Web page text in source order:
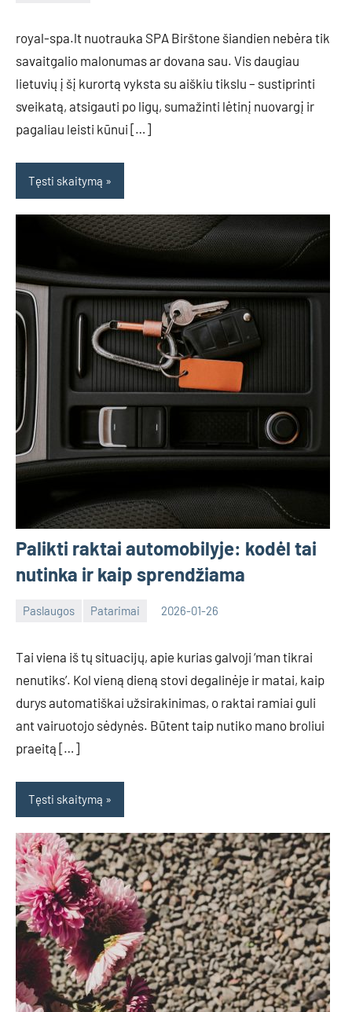
royal-spa.lt nuotrauka SPA Birštone šiandien nebėra tik
savaitgalio malonumas ar dovana sau. Vis daugiau
lietuvių į šį kurortą vyksta su aiškiu tikslu – sustiprinti
sveikatą, atsigauti po ligų, sumažinti lėtinį nuovargį ir
pagaliau leisti kūnui […]
Tęsti skaitymą
Palikti raktai automobilyje: kodėl tai
nutinka ir kaip sprendžiama
Paslaugos Patarimai 2026-01-26
Tai viena iš tų situacijų, apie kurias galvoji ‘man tikrai
nenutiks’. Kol vieną dieną stovi degalinėje ir matai, kaip
durys automatiškai užsirakinimas, o raktai ramiai guli
ant vairuotojo sėdynės. Būtent taip nutiko mano broliui
praeitą […]
Tęsti skaitymą